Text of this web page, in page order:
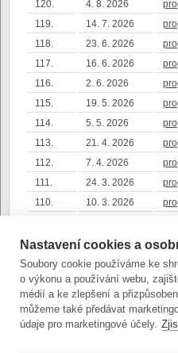
120.
4. 8. 2026
119.
14. 7. 2026
118.
23. 6. 2026
117.
16. 6. 2026
116.
2. 6. 2026
115.
19. 5. 2026
114.
5. 5. 2026
113.
21. 4. 2026
112.
7. 4. 2026
111.
24. 3. 2026
110.
10. 3. 2026
108.
10. 2. 2026
107.
27. 1. 2026
106.
19. 1. 2026
13. 1. 2026
Nastavení cookies a
Soubory cookie používáme ke
o výkonu a používání webu,
médií a ke zlepšení a
můžeme také předávat
údaje pro marketingové účely.